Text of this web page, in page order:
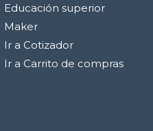
Educación superior
Maker
Ir a Cotizador
Ir a Carrito de compras